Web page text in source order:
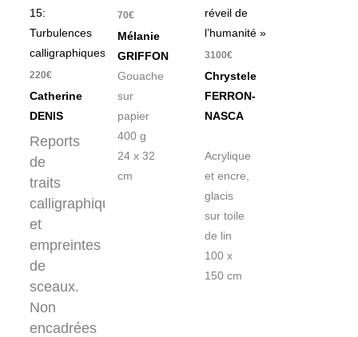
15:
Turbulences
calligraphiques »
220€
Catherine
DENIS
Reports
de
traits
calligraphiques
et
empreintes
de
sceaux.
Non
encadrées
70€
Mélanie
GRIFFON
Gouache
sur
papier
400 g
24 x 32
cm
réveil de
l’humanité »
3100€
Chrystele
FERRON-
NASCA
Acrylique
et encre,
glacis
sur toile
de lin
100 x
150 cm